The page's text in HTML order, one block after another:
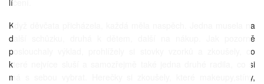
líčení.
Když děvčata přicházela, každá měla naspěch. Jedna musela na
další schůzku, druhá k dětem, další na nákup. Jak pozorně
poslouchaly výklad, prohlížely si stovky vzorků a zkoušely, co
které nejvíce sluší a samozřejmě také jedna druhé radila, co si
má s sebou vybrat. Herečky si zkoušely, které makeupy,stíny,